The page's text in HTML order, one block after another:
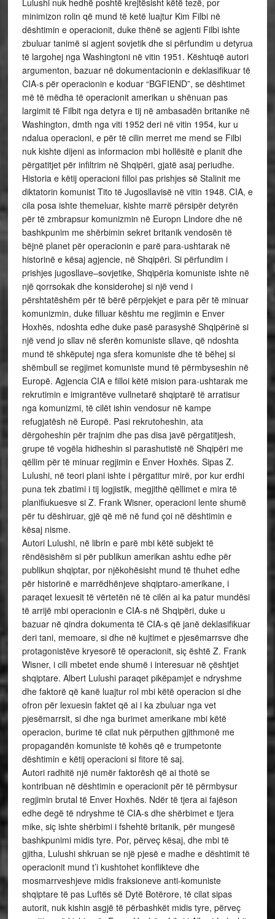
Lulushi nuk hedhë poshtë krejtësisht këtë tezë, por
minimizon rolin që mund të ketë luajtur Kim Filbi në
dështimin e operacionit, duke thënë se agjenti Filbi ishte
zbuluar tanimë si agjent sovjetik dhe si përfundim u detyrua
të largohej nga Washingtoni në vitin 1951. Kështuqë autori
argumenton, bazuar në dokumentacionin e deklasifikuar të
CIA-s për operacionin e koduar “BGFIEND”, se dështimet
më të mëdha të operacionit amerikan u shënuan pas
largimit të Filbit nga detyra e tij në ambasadën britanike në
Washington, dmth nga viti 1952 deri në vitin 1954, kur u
ndalua operacioni, e për të cilin merret me mend se Filbi
nuk kishte dijeni as informacion mbi hollësitë e planit dhe
përgatitjet për infiltrim në Shqipëri, gjatë asaj periudhe.
Historia e këtij operacioni filloi pas prishjes së Stalinit me
diktatorin komunist Tito të Jugosllavisë në vitin 1948. CIA, e
cila posa ishte themeluar, kishte marrë përsipër detyrën
për të zmbrapsur komunizmin në Europn Lindore dhe në
bashkpunim me shërbimin sekret britanik vendosën të
bëjnë planet për operacionin e parë para-ushtarak në
historinë e kësaj agjencie, në Shqipëri. Si përfundim i
prishjes jugosllave–sovjetike, Shqipëria komuniste ishte në
një qorrsokak dhe konsiderohej si një vend i
përshtatëshëm për të bërë përpjekjet e para për të minuar
komunizmin, duke filluar kështu me regjimin e Enver
Hoxhës, ndoshta edhe duke pasë parasyshë Shqipërinë si
një vend jo sllav në sferën komuniste sllave, që ndoshta
mund të shkëputej nga sfera komuniste dhe të bëhej si
shëmbull se regjimet komuniste mund të përmbyseshin në
Europë. Agjencia CIA e filloi këtë mision para-ushtarak me
rekrutimin e imigrantëve vullnetarë shqiptarë të arratisur
nga komunizmi, të cilët ishin vendosur në kampe
refugjatësh në Europë. Pasi rekrutoheshin, ata
dërgoheshin për trajnim dhe pas disa javë përgatitjesh,
grupe të vogëla hidheshin si parashutistë në Shqipëri me
qëllim për të minuar regjimin e Enver Hoxhës. Sipas Z.
Lulushi, në teori plani ishte i përgatitur mirë, por kur erdhi
puna tek zbatimi i tij logjistik, megjithë qëllimet e mira të
planifiukuesve si Z. Frank Wisner, operacioni lente shumë
për tu dëshiruar, gjë që më në fund çoi në dështimin e
kësaj nisme.
Autori Lulushi, në librin e parë mbi këtë subjekt të
rëndësishëm si për publikun amerikan ashtu edhe për
publikun shqiptar, por njëkohësisht mund të thuhet edhe
për historinë e marrëdhënjeve shqiptaro-amerikane, i
paraqet lexuesit të vërtetën në të cilën ai ka patur mundësi
të arrijë mbi operacionin e CIA-s në Shqipëri, duke u
bazuar në qindra dokumenta të CIA-s që janë deklasifikuar
deri tani, memoare, si dhe në kujtimet e pjesëmarrsve dhe
protagonistëve kryesorë të operacionit, siç është Z. Frank
Wisner, i cili mbetet ende shumë i interesuar në çështjet
shqiptare. Albert Lulushi paraqet pikëpamjet e ndryshme
dhe faktorë që kanë luajtur rol mbi këtë operacion si dhe
ofron për lexuesin faktet që ai i ka zbuluar nga vet
pjesëmarrsit, si dhe nga burimet amerikane mbi këtë
operacion, burime të cilat nuk përputhen gjithmonë me
propagandën komuniste të kohës që e trumpetonte
dështimin e këtij operacioni si fitore të saj.
Autori radhitë një numër faktorësh që ai thotë se
kontribuan në dështimin e operacionit për të përmbysur
regjimin brutal të Enver Hoxhës. Ndër të tjera ai fajëson
edhe degë të ndryshme të CIA-s dhe shërbimet e tjera
mike, siç ishte shërbimi i fshehtë britanik, për mungesë
bashkpunimi midis tyre. Por, përveç kësaj, dhe mbi të
gjitha, Lulushi shkruan se një pjesë e madhe e dështimit të
operacionit mund t’i kushtohet konflikteve dhe
mosmarrveshjeve midis fraksioneve anti-komuniste
shqiptare të pas Luftës së Dytë Botërore, të cilat sipas
autorit, nuk kishin asgjë të përbashkët midis tyre, përveç